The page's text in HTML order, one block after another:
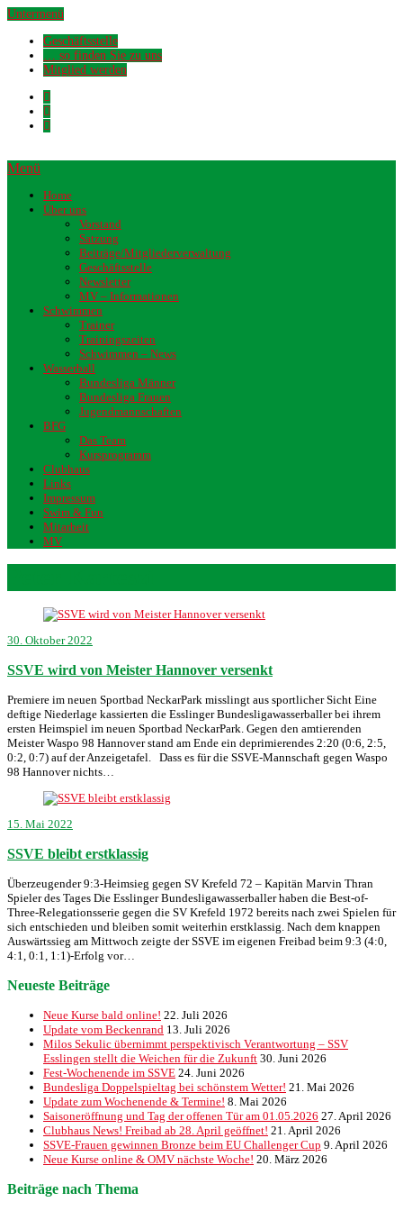
Untermenü
Geschäftsstelle
… so finden Sie zu uns
Mitglied werden
Menü
Home
Über uns
Vorstand
Satzung
Beiträge/Mitgliederverwaltung
Geschäftsstelle
Newsletter
MV – Informationen
Schwimmen
Trainer
Trainingszeiten
Schwimmen – News
Wasserball
Bundesliga Männer
Bundesliga Frauen
Jugendmannschaften
BFG
Das Team
Kursprogramm
Clubhaus
Links
Impressum
Swim & Fun
Mitarbeit
MV
30. Oktober 2022
SSVE wird von Meister Hannover versenkt
Premiere im neuen Sportbad NeckarPark misslingt aus sportlicher Sicht Eine
deftige Niederlage kassierten die Esslinger Bundesligawasserballer bei ihrem
ersten Heimspiel im neuen Sportbad NeckarPark. Gegen den amtierenden
Meister Waspo 98 Hannover stand am Ende ein deprimierendes 2:20 (0:6, 2:5,
0:2, 0:7) auf der Anzeigetafel. Dass es für die SSVE-Mannschaft gegen Waspo
98 Hannover nichts…
15. Mai 2022
SSVE bleibt erstklassig
Überzeugender 9:3-Heimsieg gegen SV Krefeld 72 – Kapitän Marvin Thran
Spieler des Tages Die Esslinger Bundesligawasserballer haben die Best-of-
Three-Relegationsserie gegen die SV Krefeld 1972 bereits nach zwei Spielen für
sich entschieden und bleiben somit weiterhin erstklassig. Nach dem knappen
Auswärtssieg am Mittwoch zeigte der SSVE im eigenen Freibad beim 9:3 (4:0,
4:1, 0:1, 1:1)-Erfolg vor…
Neueste Beiträge
Neue Kurse bald online! 22. Juli 2026
Update vom Beckenrand 13. Juli 2026
Milos Sekulic übernimmt perspektivisch Verantwortung – SSV
Esslingen stellt die Weichen für die Zukunft 30. Juni 2026
Fest-Wochenende im SSVE 24. Juni 2026
Bundesliga Doppelspieltag bei schönstem Wetter! 21. Mai 2026
Update zum Wochenende & Termine! 8. Mai 2026
Saisoneröffnung und Tag der offenen Tür am 01.05.2026 27. April 2026
Clubhaus News! Freibad ab 28. April geöffnet! 21. April 2026
SSVE-Frauen gewinnen Bronze beim EU Challenger Cup 9. April 2026
Neue Kurse online & OMV nächste Woche! 20. März 2026
Beiträge nach Thema